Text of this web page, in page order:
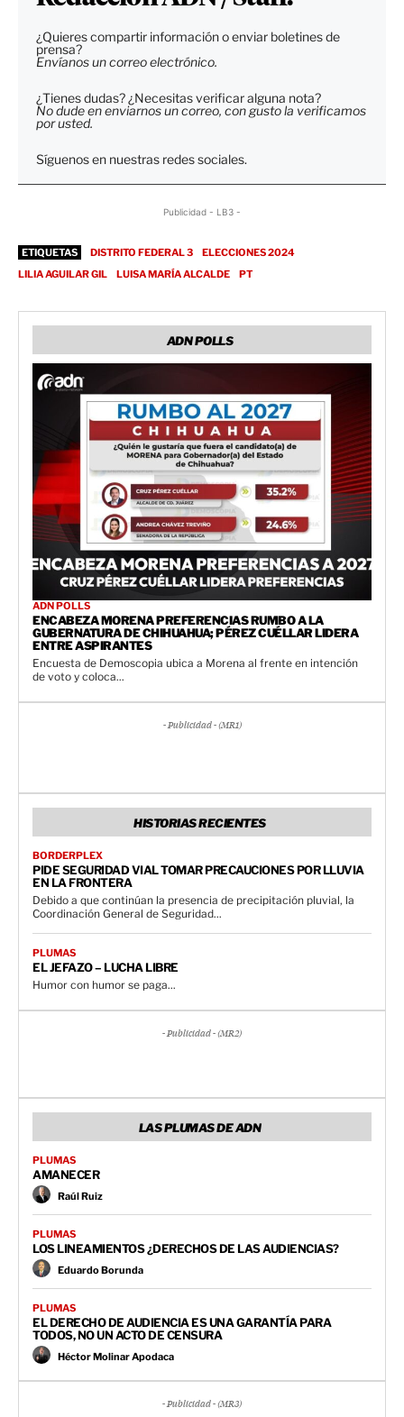
¿Quieres compartir información o enviar boletines de
prensa?
Envíanos un correo electrónico.
¿Tienes dudas? ¿Necesitas verificar alguna nota?
No dude en enviarnos un correo, con gusto la verificamos
por usted.
Síguenos en nuestras redes sociales.
Publicidad - LB3 -
ETIQUETAS DISTRITO FEDERAL 3
ELECCIONES 2024
LILIA AGUILAR GIL
LUISA MARÍA ALCALDE PT
ADN POLLS
ADN POLLS
ENCABEZA MORENA PREFERENCIAS RUMBO A LA
GUBERNATURA DE CHIHUAHUA; PÉREZ CUÉLLAR LIDERA
ENTRE ASPIRANTES
Encuesta de Demoscopia ubica a Morena al frente en intención
de voto y coloca...
- Publicidad - (MR1)
HISTORIAS RECIENTES
BORDERPLEX
PIDE SEGURIDAD VIAL TOMAR PRECAUCIONES POR LLUVIA
EN LA FRONTERA
Debido a que continúan la presencia de precipitación pluvial, la
Coordinación General de Seguridad...
PLUMAS
EL JEFAZO – LUCHA LIBRE
Humor con humor se paga...
- Publicidad - (MR2)
LAS PLUMAS DE ADN
PLUMAS
AMANECER
Raúl Ruiz
PLUMAS
LOS LINEAMIENTOS ¿DERECHOS DE LAS AUDIENCIAS?
Eduardo Borunda
PLUMAS
EL DERECHO DE AUDIENCIA ES UNA GARANTÍA PARA
TODOS, NO UN ACTO DE CENSURA
Héctor Molinar Apodaca
- Publicidad - (MR3)